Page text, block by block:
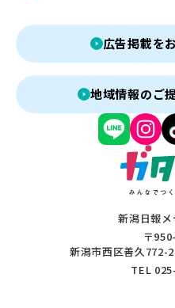
新潟日報メ
〒
新潟市西区善久772-
TEL
広告掲載を
地域情報のご